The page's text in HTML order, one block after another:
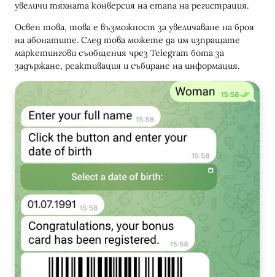
увеличи тяхната конверсия на етапа на регистрация.
Освен това, това е възможност за увеличаване на броя
на абонатите. След това можете да им изпращате
маркетингови съобщения чрез Telegram бота за
задържане, реактивация и събиране на информация.